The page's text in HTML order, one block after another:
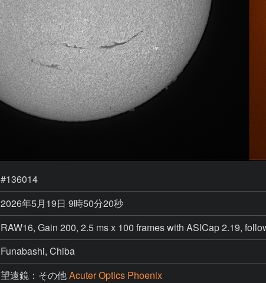
#136014
2026年5月19日 9時50分20秒
RAW16, Gain 200, 2.5 ms x 100 frames with ASICap 2.19,
Funabashi, Chiba
望遠鏡：その他Acuter Optics Phoenix